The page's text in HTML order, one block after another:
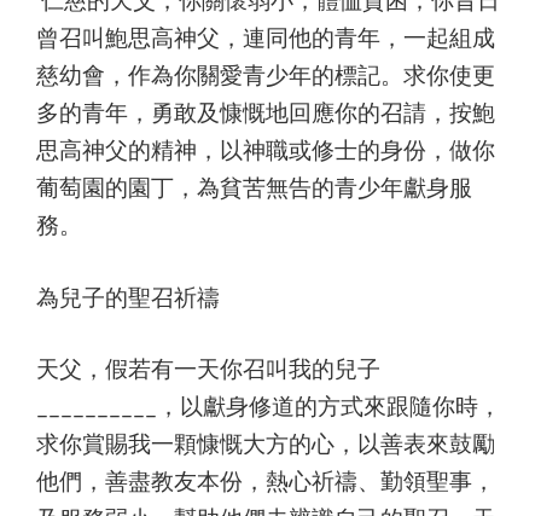
曾召叫鮑思高神父，連同他的青年，一起組成
慈幼會，作為你關愛青少年的標記。求你使更
多的青年，勇敢及慷慨地回應你的召請，按鮑
思高神父的精神，以神職或修士的身份，做你
葡萄園的園丁，為貧苦無告的青少年獻身服
務。
為兒子的聖召祈禱
天父，假若有一天你召叫我的兒子
__________，以獻身修道的方式來跟隨你時，
求你賞賜我一顆慷慨大方的心，以善表來鼓勵
他們，善盡教友本份，熱心祈禱、勤領聖事，